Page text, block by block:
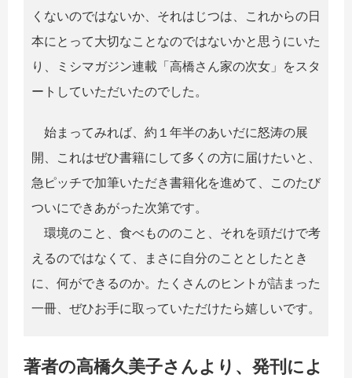
くないのではないか、それはじつは、これからの日
本にとって大切なことなのではないかと思うにいた
り、ミシマガジン連載「高橋さん家の次女」をスタ
ートしていただいたのでした。
始まってみれば、約１年半のあいだに怒涛の展
開、これはぜひ書籍にして多くの方に届けたいと、
急ピッチで加筆いただき書籍化を進めて、このたび
ついにできあがった次第です。
環境のこと、食べもののこと、それを頭だけで考
えるのではなくて、まさに自分のこととしたとき
に、何ができるのか。たくさんのヒントが詰まった
一冊、ぜひお手に取っていただけたら嬉しいです。
著者の高橋久美子さんより、発刊によ